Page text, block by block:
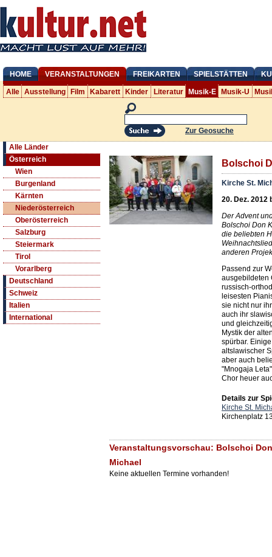
HOME VERANSTALTUNGEN FREIKARTEN SPIELSTÄTTEN
Alle Ausstellung Film Kabarett Kinder Literatur Musik-E Musik-U
Zur Geosuche
Alle Länder
Österreich
Wien
Burgenland
Kärnten
Niederösterreich
Oberösterreich
Salzburg
Steiermark
Tirol
Vorarlberg
Deutschland
Schweiz
Italien
International
Bolschoi
Kirche St.
20. Dez. 2012
Der Advent
Bolschoi Don
die beliebten
anderen
Passend zur
ausgebildeten
russisch-
leisesten
sie nicht nur
auch ihr
und
Mystik der
spürbar.
altslawischer
aber auch
"Mnogaja
Chor heuer
Details zur
Kirche St.
Kirchenplatz
Veranstaltungsvorschau: Bolschoi
Michael
Keine aktuellen Termine vorhanden!